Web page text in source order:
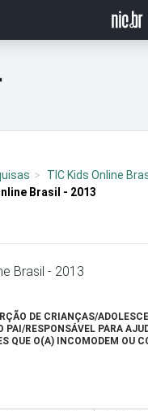
TIC Kids Online
Brasil - 2013
Brasil - 2013
DE CRIANÇAS/
PAI/RESPONSÁVEL PARA
QUE O(A) INCOMODEM OU